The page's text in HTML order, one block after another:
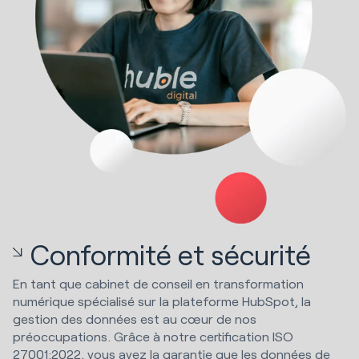
Conformité et sécurité
En tant que cabinet de conseil en transformation
numérique spécialisé sur la plateforme HubSpot, la
gestion des données est au cœur de nos
préoccupations. Grâce à notre certification ISO
27001:2022, vous avez la garantie que les données de